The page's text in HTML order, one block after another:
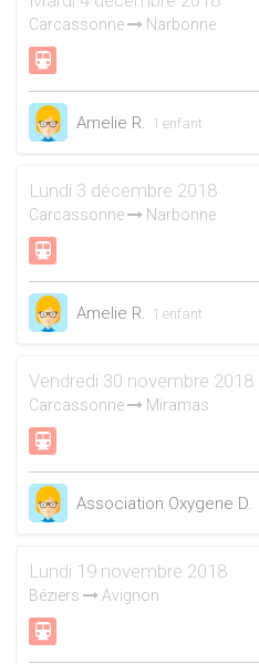
Carcassonne Narbonne
Amelie R. 1 enfant
Lundi 3 décembre 2018
Carcassonne Narbonne
Amelie R. 1 enfant
Vendredi 30 novembre 2018
Carcassonne Miramas
Association Oxygene D.
Lundi 19 novembre 2018
Béziers Avignon